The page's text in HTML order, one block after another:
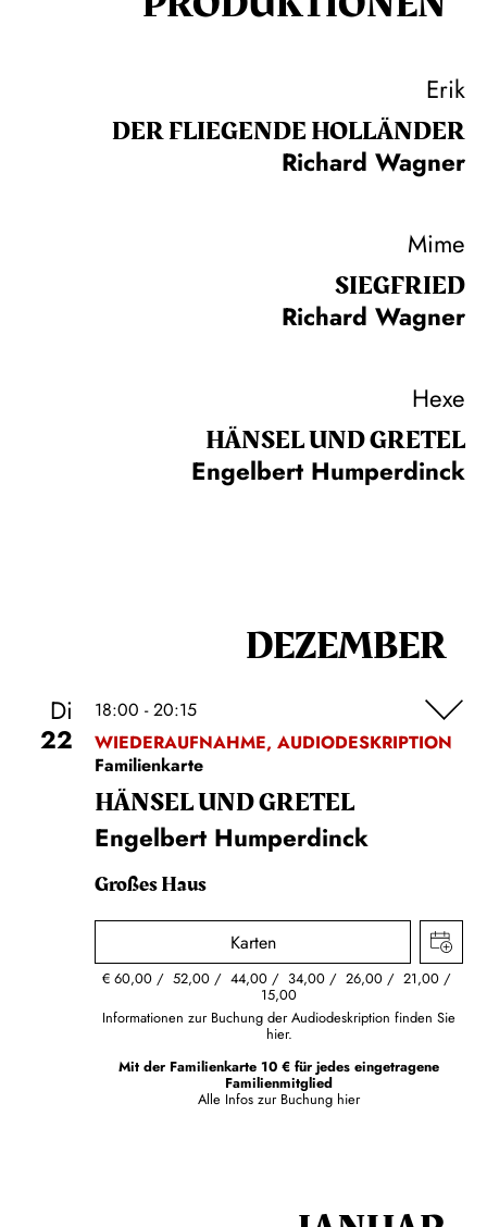
Erik
DER FLIE­GEN­DE HOL­LÄN­DER
Richard Wagner
Mime
SIEG­FRIED
Richard Wagner
Hexe
HÄNSEL UND GRETEL
Engelbert Humperdinck
DEZEMBER
Di
22
18:00 - 20:15
WIEDERAUFNAHME, AUDIODESKRIPTION
Familienkarte
HÄNSEL UND GRETEL
Engelbert Humperdinck
Großes Haus
Karten
€60,00 52,00 44,00 34,00 26,00 21,00
15,00
Informationen zur Buchung der Audiodeskription finden Sie
hier.
Mit der Familienkarte 10 € für jedes eingetragene
Familienmitglied
Alle Infos zur Buchung hier